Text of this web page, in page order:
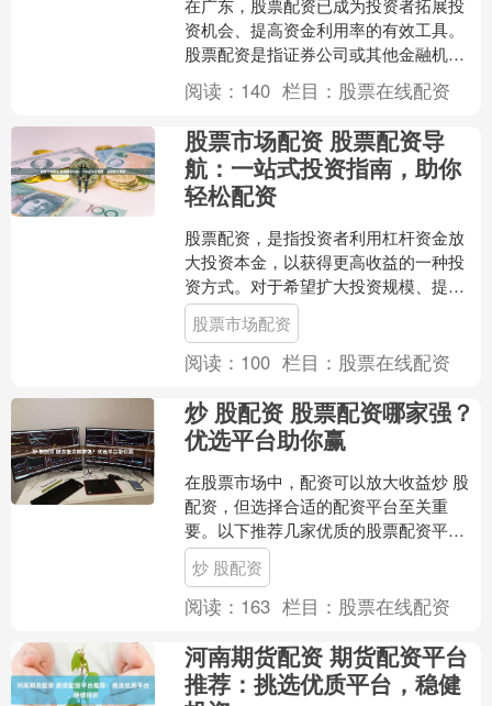
资机会、提高资金利用率的有效工具。
股票配资是指证券公司或其他金融机构
向投资者提供资金杠杆股票配资一般利
息最低多少，用于投资股票....
阅读： 140 栏目： 股票在线配资
股票市场配资 股票配资导
航：一站式投资指南，助你
轻松配资
股票配资，是指投资者利用杠杆资金放
大投资本金，以获得更高收益的一种投
资方式。对于希望扩大投资规模、提高
收益率的投资者来说，股票配资不失为
一种选择。 股票配资宝与....
股票市场配资
阅读： 100 栏目： 股票在线配资
炒 股配资 股票配资哪家强？
优选平台助你赢
在股票市场中，配资可以放大收益炒 股
配资，但选择合适的配资平台至关重
要。以下推荐几家优质的股票配资平
台，助你赢在市场： **爆仓风险：**当股
价下跌幅度超过杠杆....
炒 股配资
阅读： 163 栏目： 股票在线配资
河南期货配资 期货配资平台
推荐：挑选优质平台，稳健